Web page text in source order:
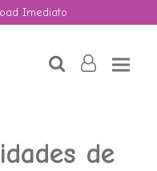
Imediato
searchuser-
de